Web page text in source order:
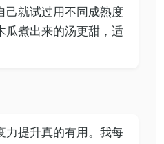
己就试过用不同成熟度
瓜煮出来的汤更甜，适
力提升真的有用。我每